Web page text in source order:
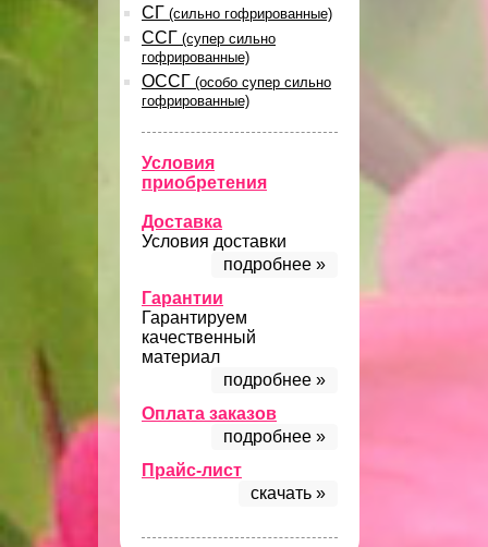
СГ (сильно гофрированные)
ССГ (супер сильно
гофрированные)
ОССГ (особо супер сильно
гофрированные)
Условия
приобретения
Доставка
Условия доставки
подробнее »
Гарантии
Гарантируем
качественный
материал
подробнее »
Оплата заказов
подробнее »
Прайс-лист
скачать »